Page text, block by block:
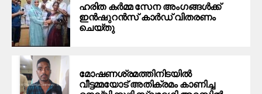
ഹരിത കർമ്മ സേന അംഗങ്ങൾക്ക്
ഇൻഷുറൻസ് കാർഡ് വിതരണം
ചെയ്തു
മോഷണശ്രമത്തിനിടയില്‍
വീട്ടമ്മയോട് അതിക്രമം കാണിച്ച